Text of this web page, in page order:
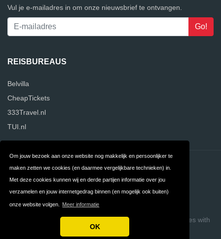
Om jouw bezoek aan onze website nog makkelijk en persoonlijker te
maken zetten we cookies (en daarmee vergelijkbare technieken) in.
Met deze cookies kunnen wij en derde partijen informatie over jou
verzamelen en jouw internetgedrag binnen (en mogelijk ook buiten)
onze website volgen. Meer informatie
OK
Vul je e-mailadres in om onze nieuwsbrief te ontvangen.
REISBUREAUS
Belvilla
CheapTickets
333Travel.nl
TUI.nl
Contact Privacy
Algemene FAQ
Copyright © 2026 ReisbureauVergelijker
Build review sites with
ReviewTycoon